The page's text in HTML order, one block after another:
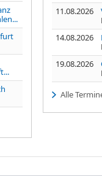
11.08.2026
14.08.2026
19.08.2026
Alle